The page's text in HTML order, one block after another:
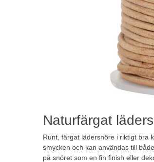
Naturfärgat
Runt, färgat lädersnöre i riktigt bra
smycken och kan användas till
på snöret som en fin finish eller